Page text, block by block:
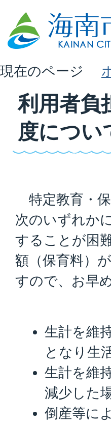
現在のページ
利用者負
度につい
特定教育・
次のいずれか
することが困
額（保育料）
すので、お早
生計を維
となり生
生計を維
減少した
倒産等に